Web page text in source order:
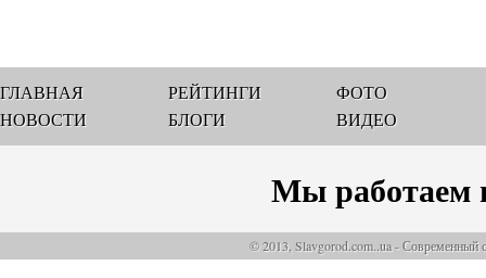
ГЛАВНАЯ
НОВОСТИ
РЕЙТИНГИ
БЛОГИ
ФОТО
ВИДЕО
Мы работаем
© 2013, Slavgorod.com..ua - Современный